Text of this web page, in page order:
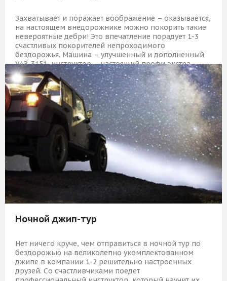
Захватывает и поражает воображение – оказывается,
на настоящем внедорожнике можно покорить такие
невероятные дебри! Это впечатление порадует 1-3
счастливых покорителей непроходимого
бездорожья. Машина – улучшенный и дополненный
УАЗ-3151, инструктор – настоящий профи экстра-
класса!
27 509 Р КУПИТЬ
Ночной джип-тур
Нет ничего круче, чем отправиться в ночной тур по
бездорожью на великолепно укомплектованном
джипе в компании 1-2 решительно настроенных
друзей. Со счастливчиками поедет